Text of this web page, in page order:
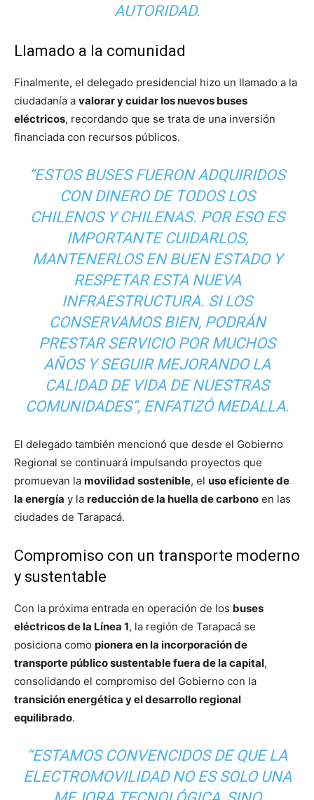
AUTORIDAD.
Llamado a la comunidad
Finalmente, el delegado presidencial hizo un llamado a la
ciudadanía a valorar y cuidar los nuevos buses
eléctricos, recordando que se trata de una inversión
financiada con recursos públicos.
“ESTOS BUSES FUERON ADQUIRIDOS
CON DINERO DE TODOS LOS
CHILENOS Y CHILENAS. POR ESO ES
IMPORTANTE CUIDARLOS,
MANTENERLOS EN BUEN ESTADO Y
RESPETAR ESTA NUEVA
INFRAESTRUCTURA. SI LOS
CONSERVAMOS BIEN, PODRÁN
PRESTAR SERVICIO POR MUCHOS
AÑOS Y SEGUIR MEJORANDO LA
CALIDAD DE VIDA DE NUESTRAS
COMUNIDADES”, ENFATIZÓ MEDALLA.
El delegado también mencionó que desde el Gobierno
Regional se continuará impulsando proyectos que
promuevan la movilidad sostenible, el uso eficiente de
la energía y la reducción de la huella de carbono en las
ciudades de Tarapacá.
Compromiso con un transporte moderno
y sustentable
Con la próxima entrada en operación de los buses
eléctricos de la Línea 1, la región de Tarapacá se
posiciona como pionera en la incorporación de
transporte público sustentable fuera de la capital,
consolidando el compromiso del Gobierno con la
transición energética y el desarrollo regional
equilibrado.
“ESTAMOS CONVENCIDOS DE QUE LA
ELECTROMOVILIDAD NO ES SOLO UNA